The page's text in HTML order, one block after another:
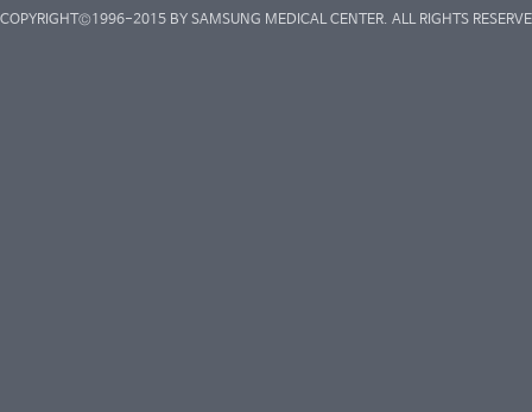
COPYRIGHT©1996-2015 BY SAMSUNG MEDICAL CENTER. ALL RIGHTS